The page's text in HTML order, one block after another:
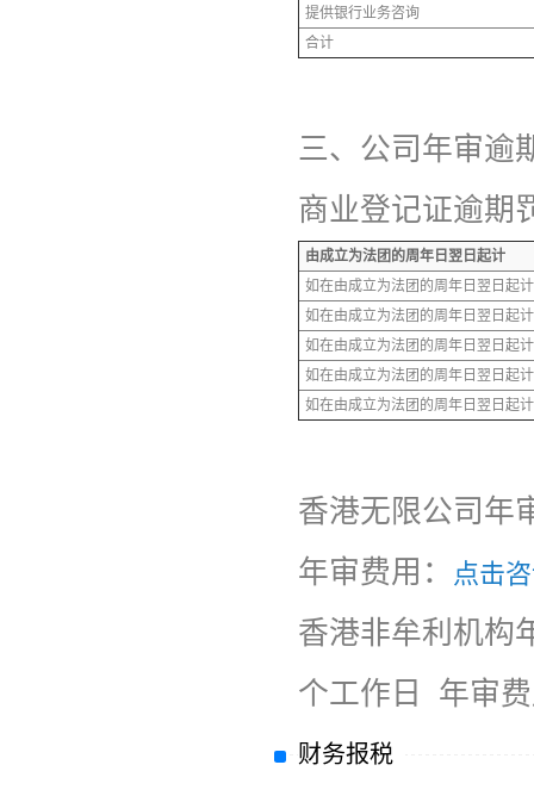
提供银行业务咨询
合计
三、公司年审逾
商业登记证逾期
由成立为法团的周年日翌日起计
如在由成立为法团的周年日翌日起
如在由成立为法团的周年日翌日起
如在由成立为法团的周年日翌日起
如在由成立为法团的周年日翌日起
如在由成立为法团的周年日翌日起
香港无限公司年
年审费用：
点击
香港非牟利机构
个工作日 年审
财务报税